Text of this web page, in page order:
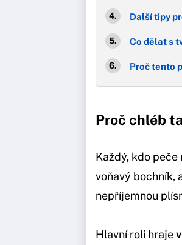
Další tipy
Co dělat s
Proč tento
Proč chléb
Každý, kdo
voňavý bochník,
nepříjemnou
Hlavní roli hraje